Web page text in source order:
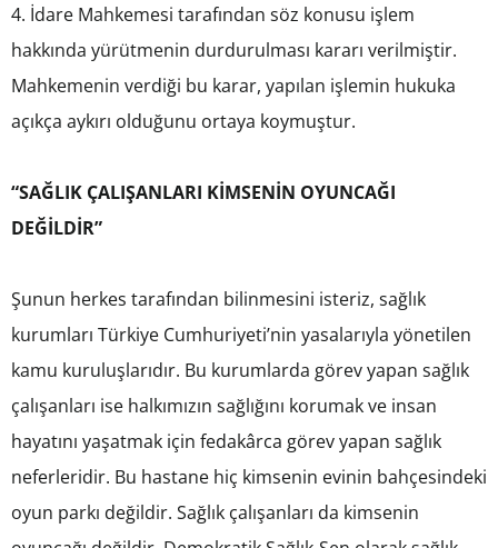
4. İdare Mahkemesi tarafından söz konusu işlem
hakkında yürütmenin durdurulması kararı verilmiştir.
Mahkemenin verdiği bu karar, yapılan işlemin hukuka
açıkça aykırı olduğunu ortaya koymuştur.
“SAĞLIK ÇALIŞANLARI KİMSENİN OYUNCAĞI
DEĞİLDİR”
Şunun herkes tarafından bilinmesini isteriz, sağlık
kurumları Türkiye Cumhuriyeti’nin yasalarıyla yönetilen
kamu kuruluşlarıdır. Bu kurumlarda görev yapan sağlık
çalışanları ise halkımızın sağlığını korumak ve insan
hayatını yaşatmak için fedakârca görev yapan sağlık
neferleridir. Bu hastane hiç kimsenin evinin bahçesindeki
oyun parkı değildir. Sağlık çalışanları da kimsenin